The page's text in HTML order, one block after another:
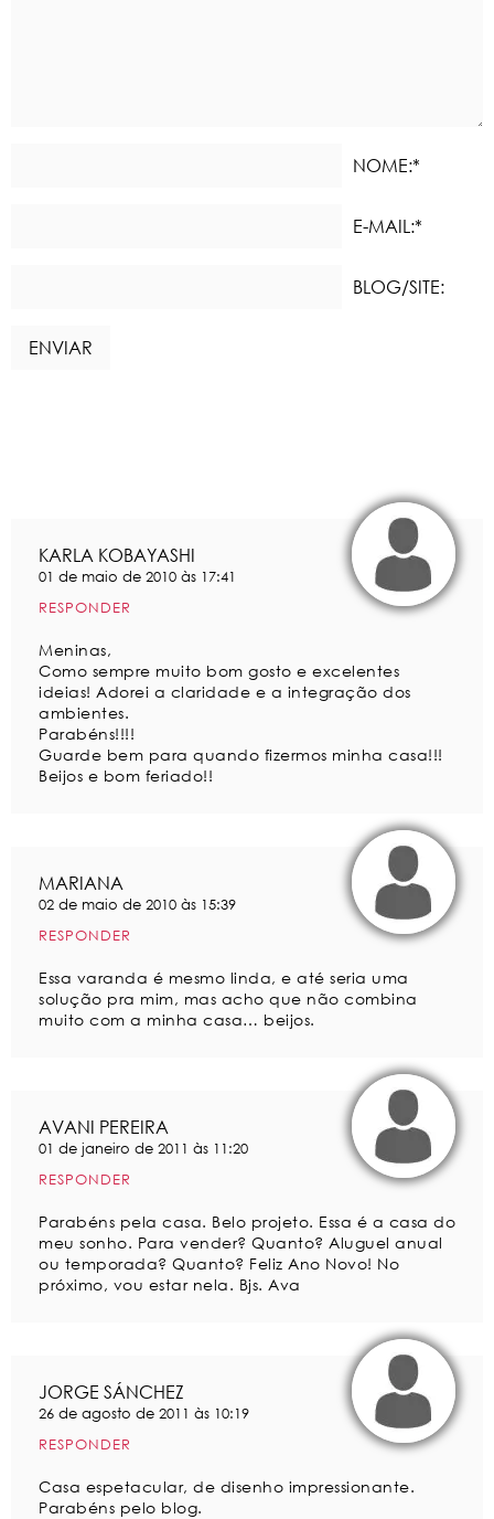
NOME:*
E-MAIL:*
BLOG/SITE:
KARLA KOBAYASHI
01 de maio de 2010 às 17:41
RESPONDER
Meninas,
Como sempre muito bom gosto e excelentes
ideias! Adorei a claridade e a integração dos
ambientes.
Parabéns!!!!
Guarde bem para quando fizermos minha casa!!!
Beijos e bom feriado!!
MARIANA
02 de maio de 2010 às 15:39
RESPONDER
Essa varanda é mesmo linda, e até seria uma
solução pra mim, mas acho que não combina
muito com a minha casa… beijos.
AVANI PEREIRA
01 de janeiro de 2011 às 11:20
RESPONDER
Parabéns pela casa. Belo projeto. Essa é a casa do
meu sonho. Para vender? Quanto? Aluguel anual
ou temporada? Quanto? Feliz Ano Novo! No
próximo, vou estar nela. Bjs. Ava
JORGE SÁNCHEZ
26 de agosto de 2011 às 10:19
RESPONDER
Casa espetacular, de disenho impressionante.
Parabéns pelo blog.